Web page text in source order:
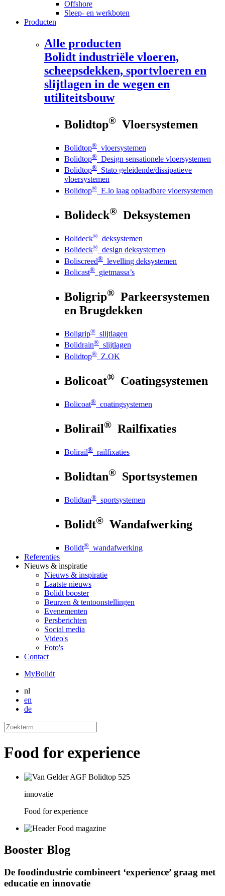
Offshore
Sleep- en werkboten
Producten
Alle producten
Bolidt industriële vloeren,
scheepsdekken, sportvloeren en
slijtlagen in de wegen en
utiliteitsbouw
Bolidtop® Vloersystemen
Bolidtop® vloersystemen
Bolidtop® Design sensationele vloersystemen
Bolidtop® Stato geleidende/dissipatieve
vloersystemen
Bolidtop® E.lo laag oplaadbare vloersystemen
Bolideck® Deksystemen
Bolideck® deksystemen
Bolideck® design deksystemen
Boliscreed® levelling deksystemen
Bolicast® gietmassa’s
Boligrip® Parkeersystemen
en Brugdekken
Boligrip® slijtlagen
Bolidrain® slijtlagen
Bolidtop® Z.OK
Bolicoat® Coatingsystemen
Bolicoat® coatingsystemen
Bolirail® Railfixaties
Bolirail® railfixaties
Bolidtan® Sportsystemen
Bolidtan® sportsystemen
Bolidt® Wandafwerking
Bolidt® wandafwerking
Referenties
Nieuws & inspiratie
Nieuws & inspiratie
Laatste nieuws
Bolidt booster
Beurzen & tentoonstellingen
Evenementen
Persberichten
Social media
Video's
Foto's
Contact
MyBolidt
nl
en
de
Food for experience
innovatie
Food for experience
Booster Blog
De foodindustrie combineert ‘experience’ graag met
educatie en innovatie